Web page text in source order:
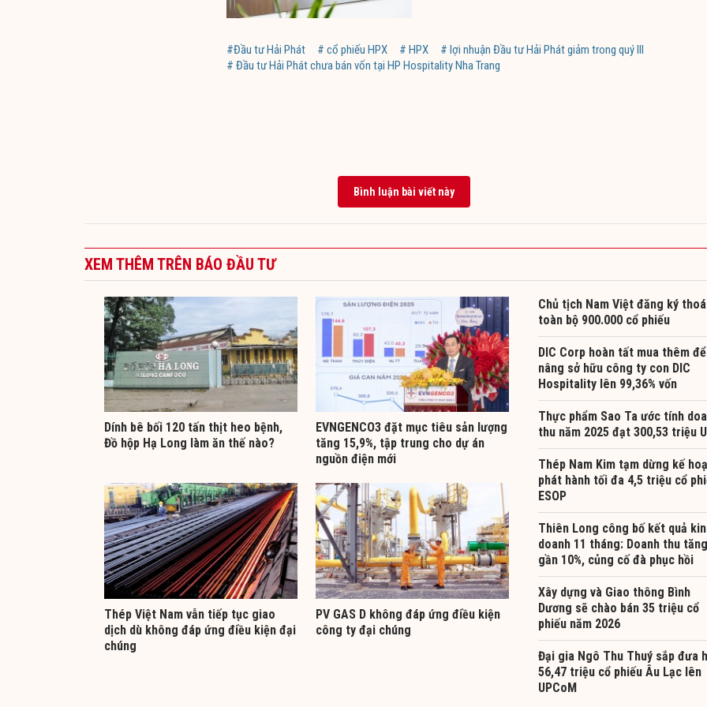
#Đầu tư Hải Phát # cổ phiếu HPX # HPX
# lợi nhuận Đầu tư Hải Phát giảm trong quý III
# Đầu tư Hải Phát chưa bán vốn tại HP Hospitality Nha Trang
Bình luận bài viết này
XEM THÊM TRÊN BÁO ĐẦU TƯ
Dính bê bối 120 tấn thịt heo bệnh,
Đồ hộp Hạ Long làm ăn thế nào?
EVNGENCO3 đặt mục tiêu sản lượng
tăng 15,9%, tập trung cho dự án
nguồn điện mới
Thép Việt Nam vẫn tiếp tục giao
dịch dù không đáp ứng điều kiện đại
chúng
PV GAS D không đáp ứng điều kiện
công ty đại chúng
Chủ tịch Nam Việt đăng ký
toàn bộ 900.000 cổ phiếu
DIC Corp hoàn tất mua thêm để
nâng sở hữu công ty con DIC
Hospitality lên 99,36% vốn
Thực phẩm Sao Ta ước tính
thu năm 2025 đạt 300,53 triệu
Thép Nam Kim tạm dừng kế
phát hành tối đa 4,5 triệu cổ
ESOP
Thiên Long công bố kết quả
doanh 11 tháng: Doanh thu tăng
gần 10%, củng cố đà phục hồi
Xây dựng và Giao thông Bình
Dương sẽ chào bán 35 triệu cổ
phiếu năm 2026
Đại gia Ngô Thu Thuý sắp đưa
56,47 triệu cổ phiếu Âu Lạc lên
UPCoM